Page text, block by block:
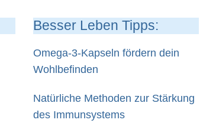
Besser Leben Tipps:
Omega-3-Kapseln fördern dein
Wohlbefinden
Natürliche Methoden zur Stärkung
des Immunsystems